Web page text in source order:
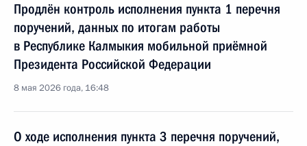
Продлён контроль исполнения пункта 1 перечня
поручений, данных по итогам работы
в Республике Калмыкия мобильной приёмной
Президента Российской Федерации
8 мая 2026 года, 16:48
О ходе исполнения пункта 3 перечня поручений,